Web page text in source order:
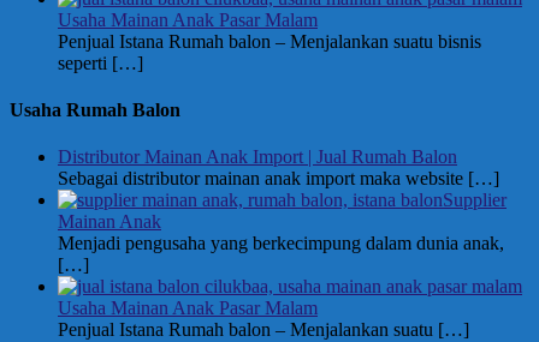
Usaha Mainan Anak Pasar Malam
Penjual Istana Rumah balon – Menjalankan suatu bisnis
seperti […]
Usaha Rumah Balon
Distributor Mainan Anak Import | Jual Rumah Balon
Sebagai distributor mainan anak import maka website […]
Supplier
Mainan Anak
Menjadi pengusaha yang berkecimpung dalam dunia anak,
[…]
Usaha Mainan Anak Pasar Malam
Penjual Istana Rumah balon – Menjalankan suatu […]